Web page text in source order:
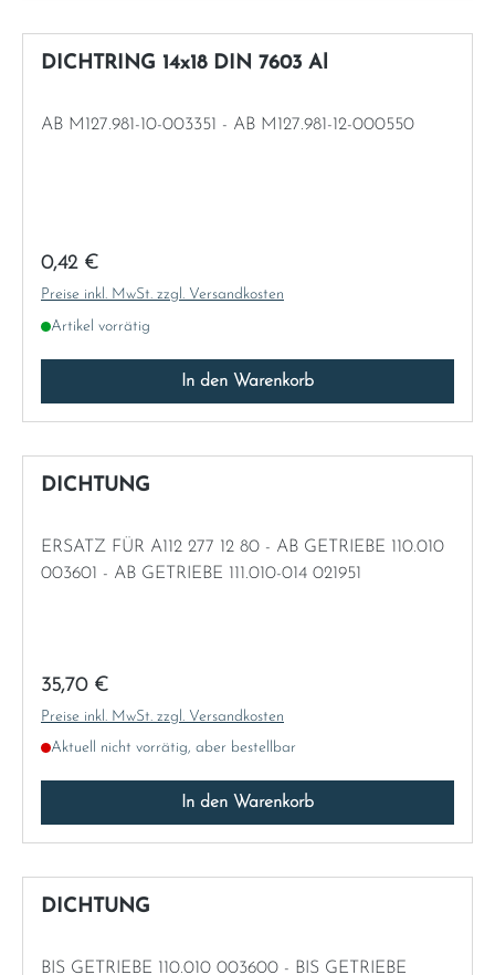
DICHTRING 14x18 DIN 7603 Al
AB M127.981-10-003351 - AB M127.981-12-000550
Regulärer Preis:
0,42 €
Preise inkl. MwSt. zzgl. Versandkosten
Artikel vorrätig
In den Warenkorb
DICHTUNG
ERSATZ FÜR A112 277 12 80 - AB GETRIEBE 110.010
003601 - AB GETRIEBE 111.010-014 021951
Regulärer Preis:
35,70 €
Preise inkl. MwSt. zzgl. Versandkosten
Aktuell nicht vorrätig, aber bestellbar
In den Warenkorb
DICHTUNG
BIS GETRIEBE 110.010 003600 - BIS GETRIEBE